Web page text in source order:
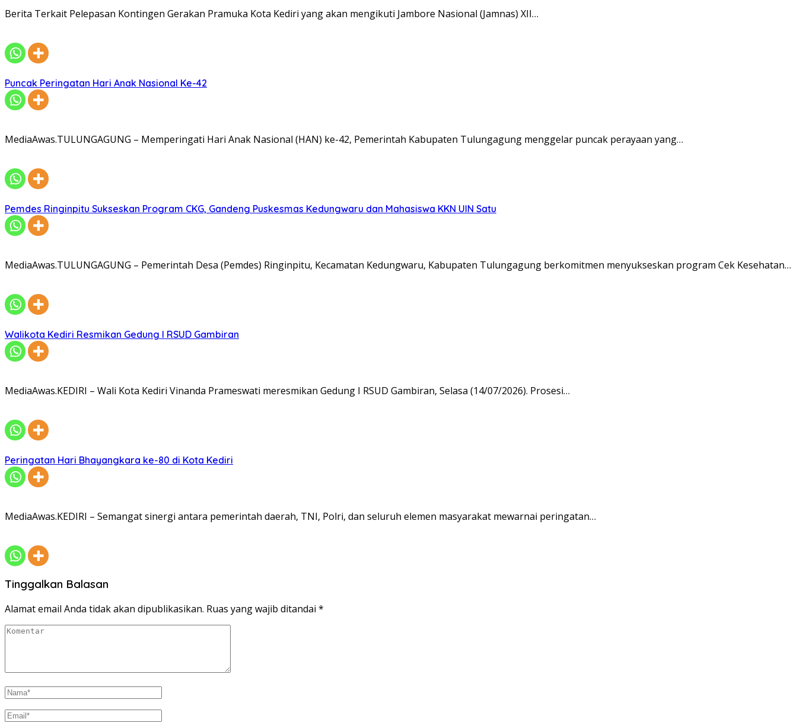
Berita Terkait Pelepasan Kontingen Gerakan Pramuka Kota Kediri yang akan mengikuti Jambore Nasional (Jamnas) XII…
Puncak Peringatan Hari Anak Nasional Ke-42
MediaAwas.TULUNGAGUNG – Memperingati Hari Anak Nasional (HAN) ke-42, Pemerintah Kabupaten Tulungagung menggelar puncak perayaan yang…
Pemdes Ringinpitu Sukseskan Program CKG, Gandeng Puskesmas Kedungwaru dan Mahasiswa KKN UIN Satu
MediaAwas.TULUNGAGUNG – Pemerintah Desa (Pemdes) Ringinpitu, Kecamatan Kedungwaru, Kabupaten Tulungagung berkomitmen menyukseskan program Cek Kesehatan…
Walikota Kediri Resmikan Gedung I RSUD Gambiran
MediaAwas.KEDIRI – Wali Kota Kediri Vinanda Prameswati meresmikan Gedung I RSUD Gambiran, Selasa (14/07/2026). Prosesi…
Peringatan Hari Bhayangkara ke-80 di Kota Kediri
MediaAwas.KEDIRI – Semangat sinergi antara pemerintah daerah, TNI, Polri, dan seluruh elemen masyarakat mewarnai peringatan…
Tinggalkan Balasan
Alamat email Anda tidak akan dipublikasikan. Ruas yang wajib ditandai *